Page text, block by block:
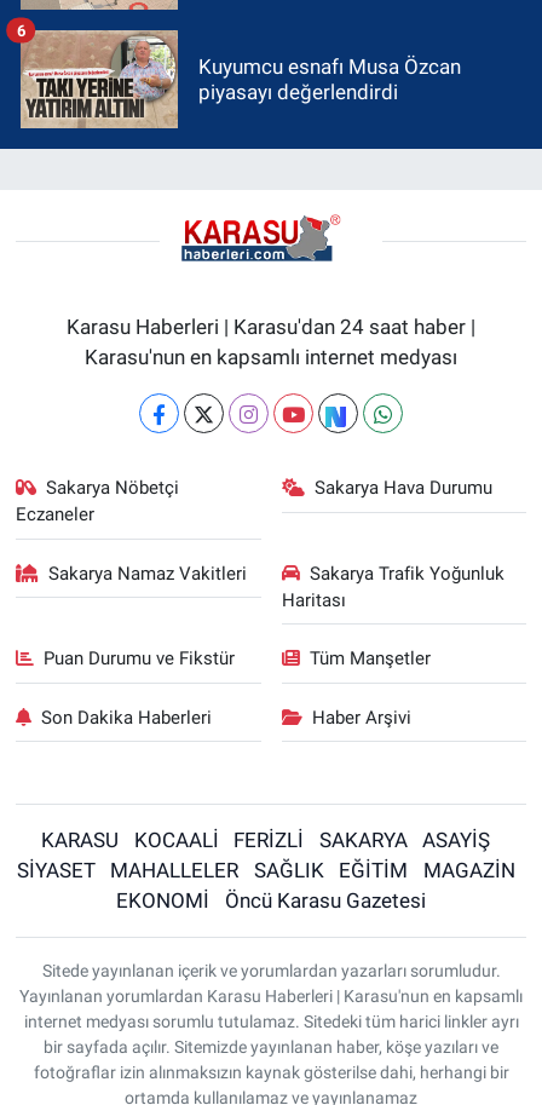
Kuyumcu esnafı Musa Özcan
piyasayı değerlendirdi
6
Karasu Haberleri | Karasu'dan 24 saat haber |
Karasu'nun en kapsamlı internet medyası
Sakarya Nöbetçi
Eczaneler
Sakarya Hava Durumu
Sakarya Namaz Vakitleri
Sakarya Trafik Yoğunluk
Haritası
Puan Durumu ve Fikstür Tüm Manşetler
Son Dakika Haberleri Haber Arşivi
KARASU KOCAALİ FERİZLİ SAKARYA
ASAYİŞ
SİYASET
MAHALLELER SAĞLIK EĞİTİM
MAGAZİN
EKONOMİ
Öncü Karasu Gazetesi
Sitede yayınlanan içerik ve yorumlardan yazarları sorumludur.
Yayınlanan yorumlardan Karasu Haberleri | Karasu'nun en kapsamlı
internet medyası sorumlu tutulamaz. Sitedeki tüm harici linkler ayrı
bir sayfada açılır. Sitemizde yayınlanan haber, köşe yazıları ve
fotoğraflar izin alınmaksızın kaynak gösterilse dahi, herhangi bir
ortamda kullanılamaz ve yayınlanamaz